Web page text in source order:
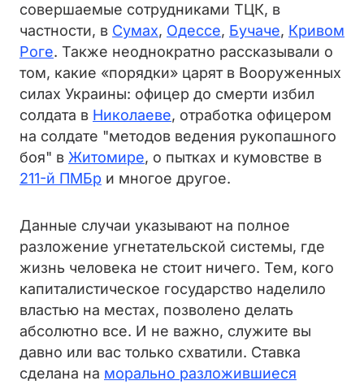
совершаемые сотрудниками ТЦК, в
частности, в Сумах, Одессе, Бучаче, Кривом
Роге. Также неоднократно рассказывали о
том, какие «порядки» царят в Вооруженных
силах Украины: офицер до смерти избил
солдата в Николаеве, отработка офицером
на солдате "методов ведения рукопашного
боя" в Житомире, о пытках и кумовстве в
211-й ПМБр и многое другое.
Данные случаи указывают на полное
разложение угнетательской системы, где
жизнь человека не стоит ничего. Тем, кого
капиталистическое государство наделило
властью на местах, позволено делать
абсолютно все. И не важно, служите вы
давно или вас только схватили. Ставка
сделана на морально разложившиеся